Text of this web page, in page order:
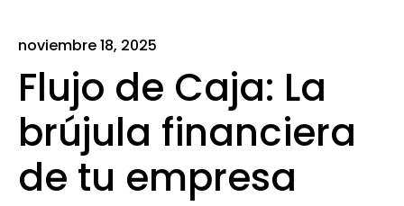
noviembre 18, 2025
Flujo de Caja: La
brújula financiera
de tu empresa